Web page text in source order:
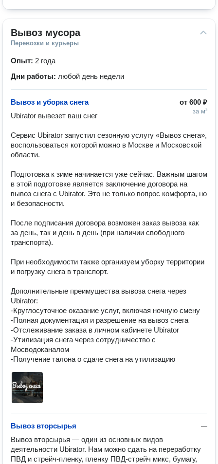
Вывоз мусора
Перевозки и курьеры
Опыт: 2 года
Дни работы: любой день недели
от 600 ₽
за м³
Вывоз и уборка снега
Ubirator вывезет ваш снег
️Сервис Ubirator запустил сезонную услугу «Вывоз снега»,
воспользоваться которой можно в Москве и Московской
области.
Подготовка к зиме начинается уже сейчас. Важным шагом
в этой подготовке является заключение договора на
вывоз снега с Ubirator. Это не только вопрос комфорта, но
и безопасности.
После подписания договора возможен заказ вывоза как
за день, так и день в день (при наличии свободного
транспорта).
При необходимости также организуем уборку территории
и погрузку снега в транспорт.
Дополнительные преимущества вывоза снега через
Ubirator:
-Круглосуточное оказание услуг, включая ночную смену
-Полная документация и разрешение на вывоз снега
-Отслеживание заказа в личном кабинете Ubirator
-Утилизация снега через сотрудничество с
Мосводоканалом
-Получение талона о сдаче снега на утилизацию
—
Вывоз вторсырья
Вывоз вторсырья — один из основных видов
деятельности Ubirator. Нам можно сдать на переработку
ПВД и стрейч-пленку, пленку ПВД-стрейч микс, бумагу,